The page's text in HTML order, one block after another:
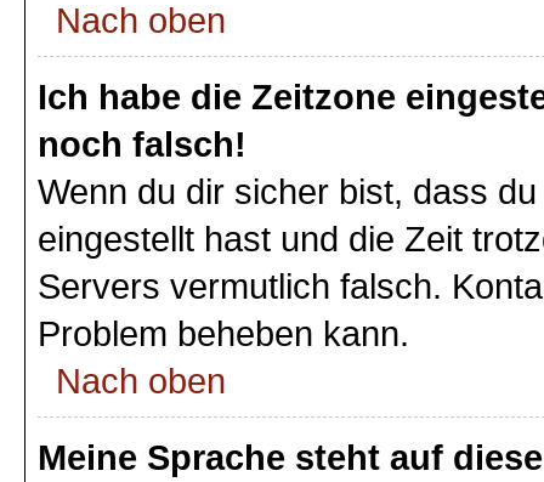
Nach oben
Ich habe die Zeitzone
noch falsch!
Wenn du dir sicher bist, dass
eingestellt hast und die Zeit
Servers vermutlich falsch.
Problem beheben kann.
Nach oben
Meine Sprache steht auf